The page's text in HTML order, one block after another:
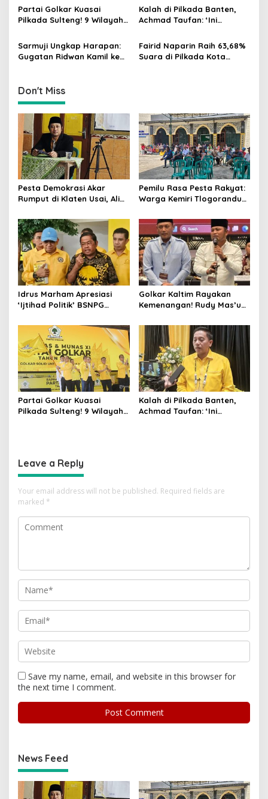
i
o
n
Agar Rakyat Jadi Aktor
Utama di Pemilu!
MK Tegaskan Hasil Pilgub
Partai Golkar Kuasai
Pilkada Sulteng! 9 Wilayah
Hanya 4
Kalah di Pilkada Banten,
Achmad Taufan: ‘Ini
Saatnya Strategi Bangkit
untuk 2029!
Sarmuji Ungkap Harapan:
Gugatan Ridwan Kamil ke
Fairid Naparin Raih 63,68%
Suara di Pilkada Kota
Don't Miss
Pesta Demokrasi Akar
Rumput di Klaten Usai, Alim
Kursi Ketua RW 04 Kemiri
Pemilu Rasa Pesta Rakyat:
Warga Kemiri Tlogorandu
Demokratis, Rebutan Door
Prize Menarik!
Idrus Marham Apresiasi
‘Ijtihad Politik’ BSNPG
Agar Rakyat Jadi Aktor
Utama di Pemilu!
Golkar Kaltim Rayakan
Kemenangan! Rudy Mas’ud-
MK Tegaskan Hasil Pilgub
Partai Golkar Kuasai
Pilkada Sulteng! 9 Wilayah
Kalah di Pilkada Banten,
Achmad Taufan: ‘Ini
Leave a Reply
Your email address will not be published. Required fields are
marked *
Save my name, email, and website in this browser for
the next time I comment.
News Feed